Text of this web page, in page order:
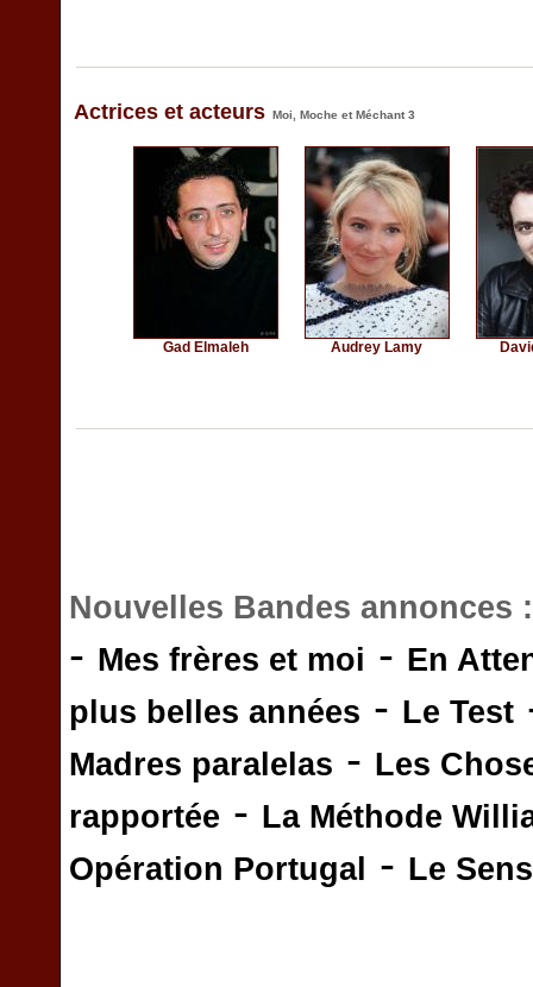
Actrices et acteurs Moi, Moche et Méchant 3
Gad Elmaleh Audrey Lamy
Nouvelles Bandes annonces
- Mes frères et moi - En
plus belles années - Le Test
Madres paralelas - Les
rapportée - La Méthode
Opération Portugal
- Le